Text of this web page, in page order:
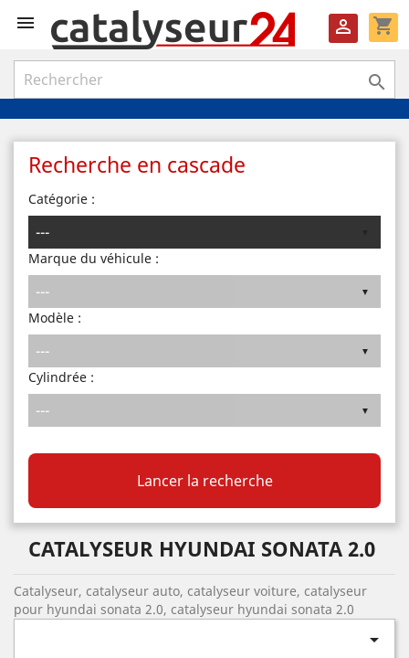
 shopping_cart


Recherche en cascade
Catégorie :
Marque du véhicule :
Modèle :
Cylindrée :
Lancer la recherche
CATALYSEUR HYUNDAI SONATA 2.0
Catalyseur, catalyseur auto, catalyseur voiture, catalyseur
pour hyundai sonata 2.0, catalyseur hyundai sonata 2.0
